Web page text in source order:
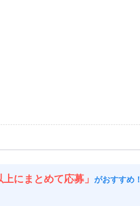
上にまとめて応募」 がおすすめ！